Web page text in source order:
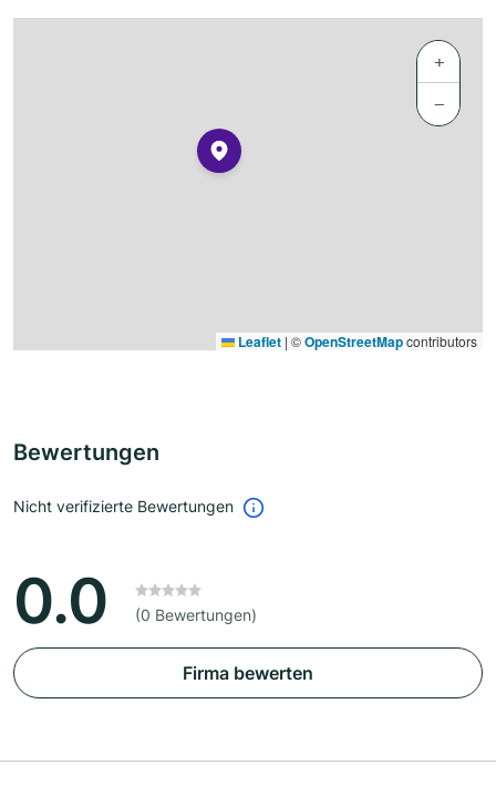
+
−
Leaflet | ©OpenStreetMapcontributors
Bewertungen
Nicht verifizierte Bewertungen
0.0 (0 Bewertungen)
Firma bewerten